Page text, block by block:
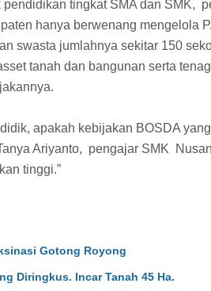
pendidikan tingkat SMA dan SMK,
hanya berwenang mengelola
swasta jumlahnya sekitar 150
tanah dan bangunan serta
apakah kebijakan BOSDA
Ariyanto, pengajar SMK
tinggi.”
Gotong Royong
Diringkus. Incar Tanah 45 Ha.